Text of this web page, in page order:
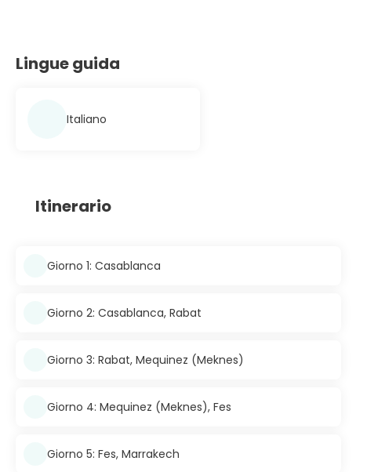
Lingue guida
Italiano
Itinerario
Giorno 1: Casablanca
Giorno 2: Casablanca, Rabat
Giorno 3: Rabat, Mequinez (Meknes)
Giorno 4: Mequinez (Meknes), Fes
Giorno 5: Fes, Marrakech